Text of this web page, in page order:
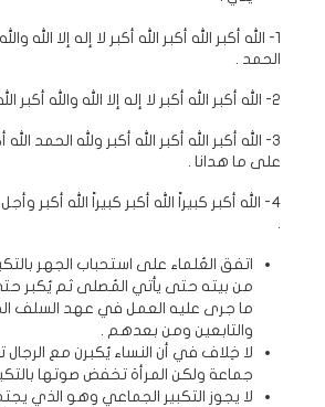
1- الله أكبر الله أكبر الله أكبر لا إله إلا الله
الحمد .
2- الله أكبر الله أكبر لا إله إلا الله والله أكبر الله أكبر ولله الحمد .
3- الله أكبر الله أكبر الله أكبر ولله الحمد
على ما هدانا .
4- الله أكبر كبيراً الله أكبر كبيراً الله أكبر
.
اتفق العُلماء على استحباب الجهر
من بيته حتى يأتي المُصلى ثم يُكبر
ما جرى عليه العمل في عهد السلف
والتابعين ومن بعدهم .
لا خِلاف في أن النساء يُكبرن مع الرجال
جماعة ولكن المرأة تخفض صوتها
لا يجوز التكبير الجماعي وهو الذي